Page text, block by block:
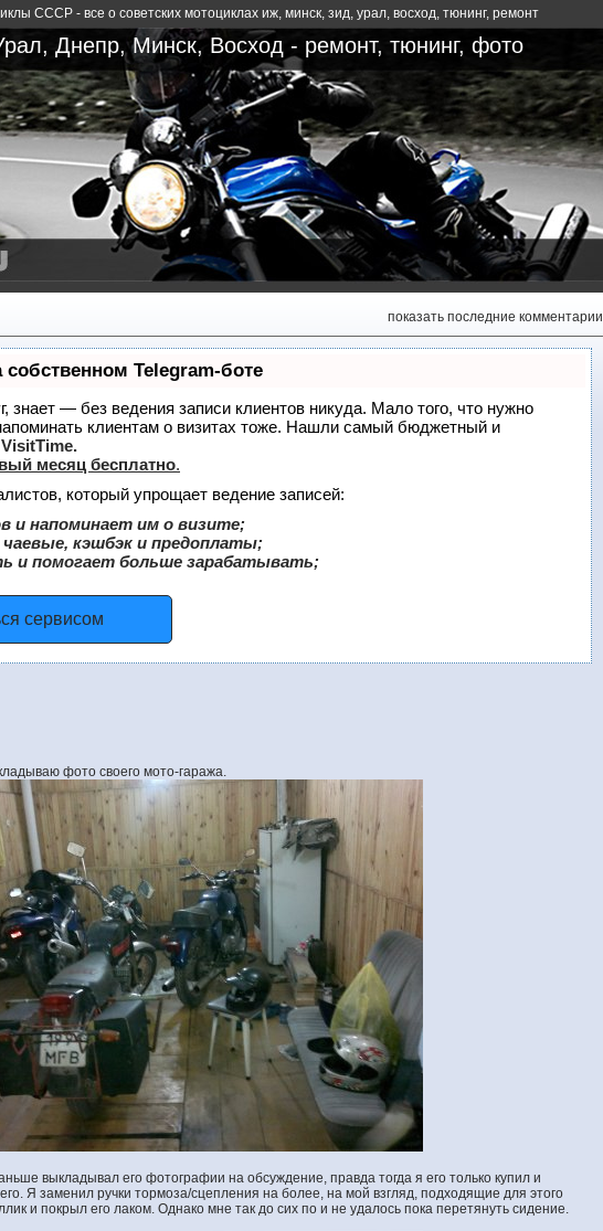
СССР - все о советских мотоциклах иж, минск, зид, урал, восход,тюнинг,ремонт
Днепр, Минск, Восход - ремонт, тюнинг, фото
показать последние комментарии
Telegram-боте
знает — без ведения записи клиентов никуда. Мало того, что нужно
клиентам о визитах тоже. Нашли самый бюджетный и
месяц бесплатно.
который упрощает ведение записей:
и напоминает им о визите;
чаевые, кэшбэк и предоплаты;
и помогает больше зарабатывать;
сервисом
фото своего мото-гаража.
выкладывал его фотографии на обсуждение, правда тогда я его только купил и
Я заменил ручки тормоза/сцепления на более, на мой взгляд, подходящие для этого
и покрыл его лаком. Однако мне так до сих по и не удалось пока перетянуть сидение.